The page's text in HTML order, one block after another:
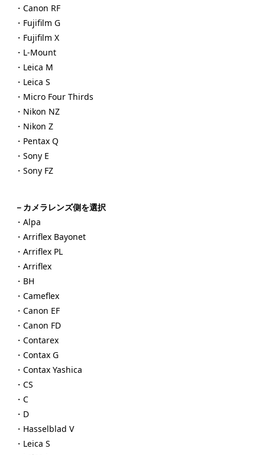
・Canon RF
・Fujifilm G
・Fujifilm X
・L-Mount
・Leica M
・Leica S
・Micro Four Thirds
・Nikon NZ
・Nikon Z
・Pentax Q
・Sony E
・Sony FZ
－カメラレンズ側を選択
・Alpa
・Arriflex Bayonet
・Arriflex PL
・Arriflex
・BH
・Cameflex
・Canon EF
・Canon FD
・Contarex
・Contax G
・Contax Yashica
・CS
・C
・D
・Hasselblad V
・Leica S